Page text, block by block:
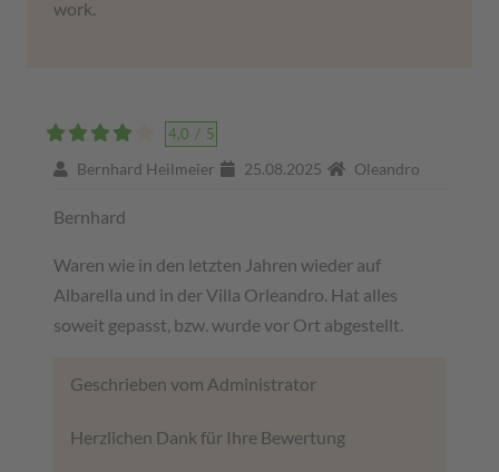
work.
4,0 / 5
Bernhard Heilmeier 25.08.2025 Oleandro
Bernhard
Waren wie in den letzten Jahren wieder auf
Albarella und in der Villa Orleandro. Hat alles
soweit gepasst, bzw. wurde vor Ort abgestellt.
Geschrieben vom Administrator
Herzlichen Dank für Ihre Bewertung